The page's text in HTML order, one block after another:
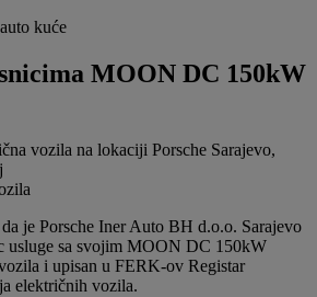
kuće
MOON DC 150kW
vozila na lokaciji Porsche Sarajevo,
je Porsche Iner Auto BH d.o.o. Sarajevo
usluge sa svojim MOON DC 150kW
i upisan u FERK-ov Registar
električnih vozila.